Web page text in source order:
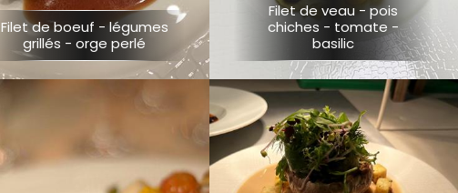
Filet de boeuf - légumes
grillés - orge perlé
Filet de veau - pois
chiches - tomate -
basilic